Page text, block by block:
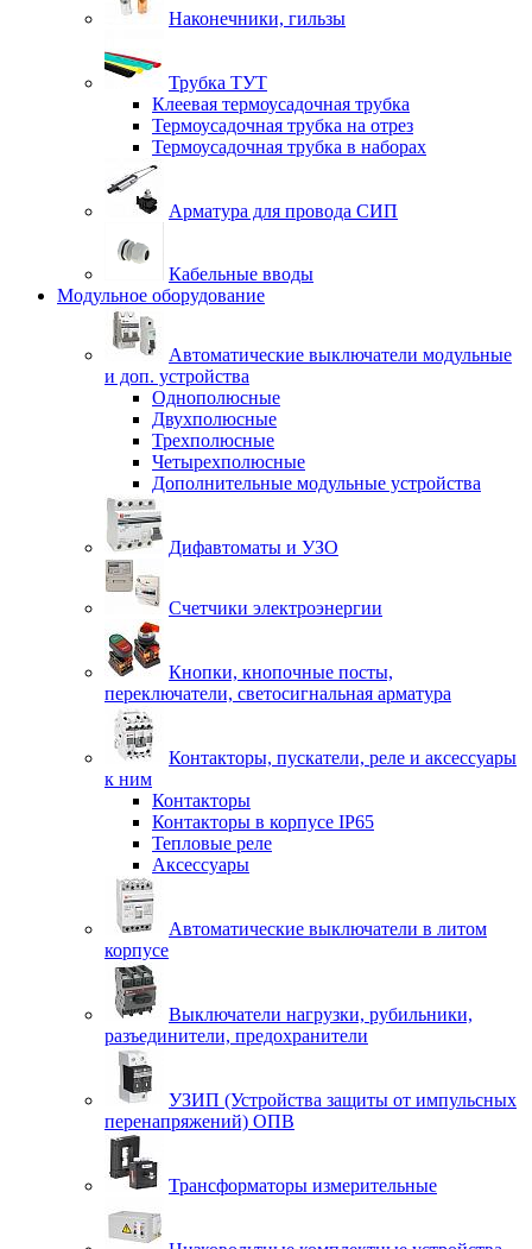
Наконечники, гильзы
Трубка ТУТ
Клеевая термоусадочная трубка
Термоусадочная трубка на отрез
Термоусадочная трубка в наборах
Арматура для провода СИП
Кабельные вводы
Модульное оборудование
Автоматические выключатели модульные
и доп. устройства
Однополюсные
Двухполюсные
Трехполюсные
Четырехполюсные
Дополнительные модульные устройства
Дифавтоматы и УЗО
Счетчики электроэнергии
Кнопки, кнопочные посты,
переключатели, светосигнальная арматура
Контакторы, пускатели, реле и аксессуары
к ним
Контакторы
Контакторы в корпусе IP65
Тепловые реле
Аксессуары
Автоматические выключатели в литом
корпусе
Выключатели нагрузки, рубильники,
разъединители, предохранители
УЗИП (Устройства защиты от импульсных
перенапряжений) ОПВ
Трансформаторы измерительные